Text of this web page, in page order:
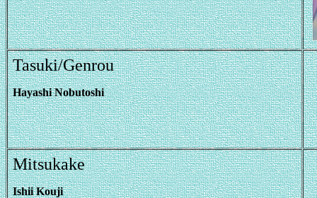
Tasuki/Genrou
Hayashi Nobutoshi
Mitsukake
Ishii Kouji